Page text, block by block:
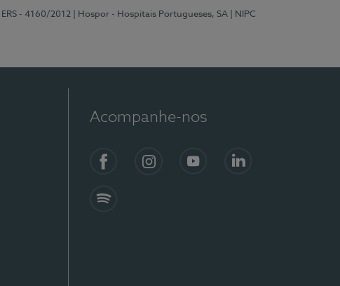
- 4160/2012 | Hospor - Hospitais Portugueses, SA
| NIPC
Acompanhe-nos